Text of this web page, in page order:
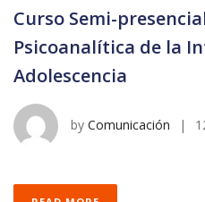
Curso Semi-
Psicoanalítica de la
Adolescencia
by Comunicación |